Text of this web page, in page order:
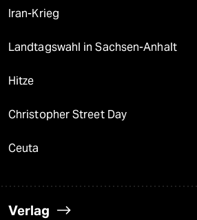
Iran-Krieg
Landtagswahl in Sachsen-Anhalt
Hitze
Christopher Street Day
Ceuta
Verlag